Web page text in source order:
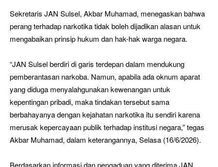
Sekretaris JAN Sulsel, Akbar Muhamad, menegaskan bahwa
perang terhadap narkotika tidak boleh dijadikan alasan untuk
mengabaikan prinsip hukum dan hak-hak warga negara.
“JAN Sulsel berdiri di garis terdepan dalam mendukung
pemberantasan narkoba. Namun, apabila ada oknum aparat
yang diduga menyalahgunakan kewenangan untuk
kepentingan pribadi, maka tindakan tersebut sama
berbahayanya dengan kejahatan narkotika itu sendiri karena
merusak kepercayaan publik terhadap institusi negara,” tegas
Akbar Muhamad, dalam keterangannya, Selasa (16/6/2026).
Berdasarkan informasi dan pengaduan yang diterima JAN